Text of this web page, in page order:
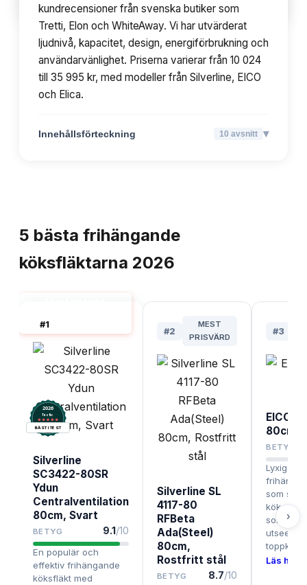
kundrecensioner från svenska butiker som
Tretti, Elon och WhiteAway. Vi har utvärderat
ljudnivå, kapacitet, design, energiförbrukning och
användarvänlighet. Priserna varierar från 10 024
till 35 995 kr, med modeller från Silverline, EICO
och Elica.
Innehållsförteckning 10 avsnitt ▾
5 bästa frihängande
köksfläktarna 2026
BÄST I TEST
#1
2026
Testix.
BÄST I TEST
Silverline
SC3422-80SR
Ydun
Centralventilation
80cm, Svart
BETYG 9.1/10
En populär och
effektiv frihängande
köksfläkt med
#2
MEST
PRISVÄRD
Silverline SL
4117-80
RFBeta
Ada(Steel)
80cm,
Rostfritt stål
BETYG 8.7/10
#3
EICO
80cm,
BETYG
Lyxig
som
köket,
som
Läs hela
›